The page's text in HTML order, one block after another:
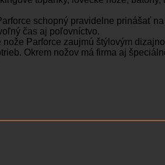
schopný pravidelne prinášať
čas aj poľovníctvo.
Parforce zaujmú štýlovým
Okrem nožov má firma aj